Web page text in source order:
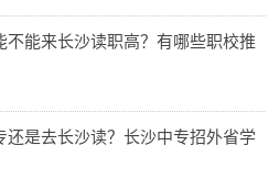
不能来长沙读职高？有哪些职校推
还是去长沙读？长沙中专招外省学